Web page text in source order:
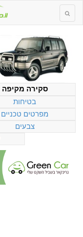
סקירה מקיפה
בטיחות
מפרטים טכניים
צבעים